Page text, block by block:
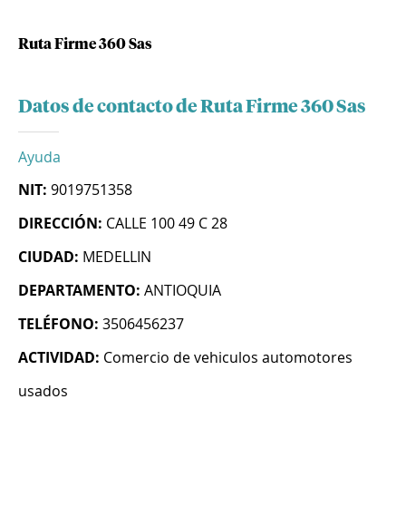
Ruta Firme 360 Sas
Datos de contacto de Ruta Firme 360 Sas
Ayuda
NIT: 9019751358
DIRECCIÓN: CALLE 100 49 C 28
CIUDAD: MEDELLIN
DEPARTAMENTO: ANTIOQUIA
TELÉFONO: 3506456237
ACTIVIDAD: Comercio de vehiculos automotores
usados